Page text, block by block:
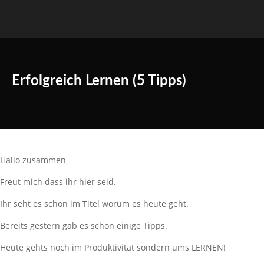
Erfolgreich Lernen (5 Tipps)
Hallo zusammen
Freut mich dass ihr hier seid.
Ihr seht es schon im Titel worum es heute geht.
Bereits gestern gab es schon einige Tipps.
Heute gehts noch im Produktivität sondern ums LERNEN!